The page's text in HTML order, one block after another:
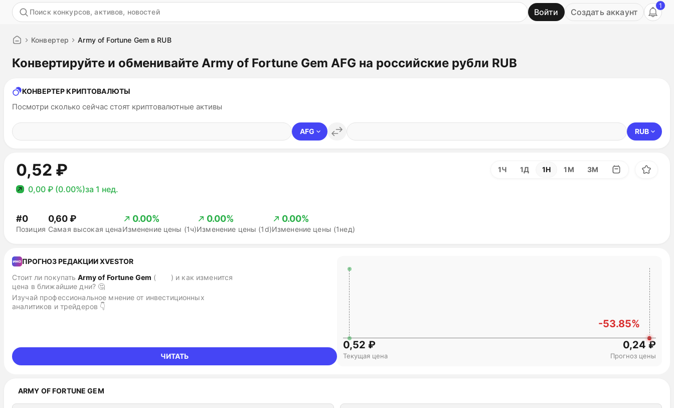
Войти Создать аккаунт
1
Конвертер Army of Fortune Gem в RUB
Конвертируйте и обменивайте Army of Fortune Gem AFG на российские рубли RUB
КОНВЕРТЕР КРИПТОВАЛЮТЫ
Посмотри сколько сейчас стоят криптовалютные активы
AFG RUB
0,52 ₽
0,00 ₽ (0.00%)за 1 нед.
1Ч 1Д 1Н 1М 3М
Позиция
#0
Самая высокая цена
0,60 ₽
Изменение цены (1ч)
0.00%
Изменение цены (1d)
0.00%
Изменение цены (1нед)
0.00%
ПРОГНОЗ РЕДАКЦИИ XVESTOR
Стоит ли покупать Army of Fortune Gem ( ) и как изменится
цена в ближайшие дни? 🤔
Изучай профессиональное мнение от инвестиционных
аналитиков и трейдеров 👇
ЧИТАТЬ
-53.85%
0,52 ₽
Текущая цена
0,24 ₽
Прогноз цены
ARMY OF FORTUNE GEM